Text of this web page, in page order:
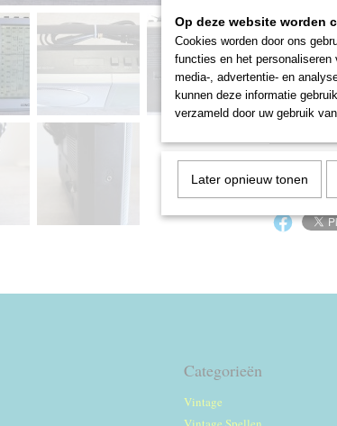
Werkend
Multi Band
Reacties
Categorieën
Vintage
Op deze website worden
Cookies worden door ons
functies en het
media-, advertentie- en
kunnen deze informatie
verzameld door uw gebruik
Later opnieuw tonen